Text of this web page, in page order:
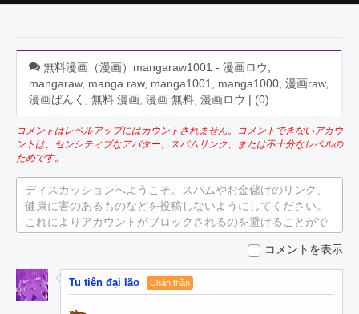
無料漫画（漫画）mangaraw1001 - 漫画ロウ,
mangaraw, manga raw, manga1001, manga1000, 漫画raw,
漫画ばんく, 無料 漫画, 漫画 無料, 漫画ロウ | (0)
コメントはレベルアップにはカウントされません。コメントできないアカウ
ントは、センシティブなアバター、スパムリンク、または不十分なレベルの
ためです。
ディスカッションへようこそ。スパムやお金儲けのリンク、
健康に害のあるものなどを投稿しないようにしてください。
これによりアカウントがブロックされるのを避けることがで
コメントを表示
Tu tiên đại lão Chân thần